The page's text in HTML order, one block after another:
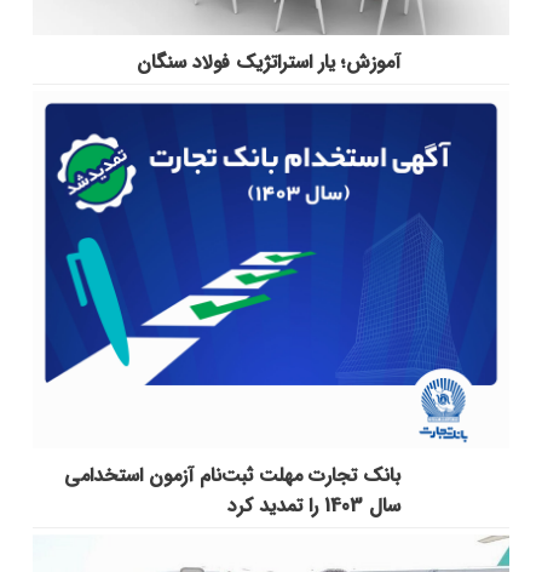
آموزش؛ یار استراتژیک فولاد سنگان
بانک تجارت مهلت ثبت‌نام آزمون استخدامی
سال 1403 را تمدید کرد